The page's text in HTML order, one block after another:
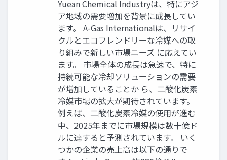
Yuean Chemical Industryは、特にアジ
ア地域の需要増加を背景に成長してい
ます。 A-Gas Internationalは、リサイ
クルとエコフレンドリーな冷媒への取
り組みで新しい市場ニーズ に応えてい
ます。 市場全体の成長は急速で、特に
持続可能な冷却ソリューションの需要
が増加していることか ら、二酸化炭素
冷媒市場の拡大が期待されています。
例えば、二酸化炭素冷媒の使用が進む
中、2025年までに市場規模は数十億ド
ルに達すると予測されています。 いく
つかの企業の売上高は以下の通りで